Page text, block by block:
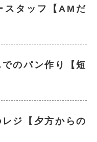
スタッフ【AMだ
のパン作り【短
ジ【夕方からの